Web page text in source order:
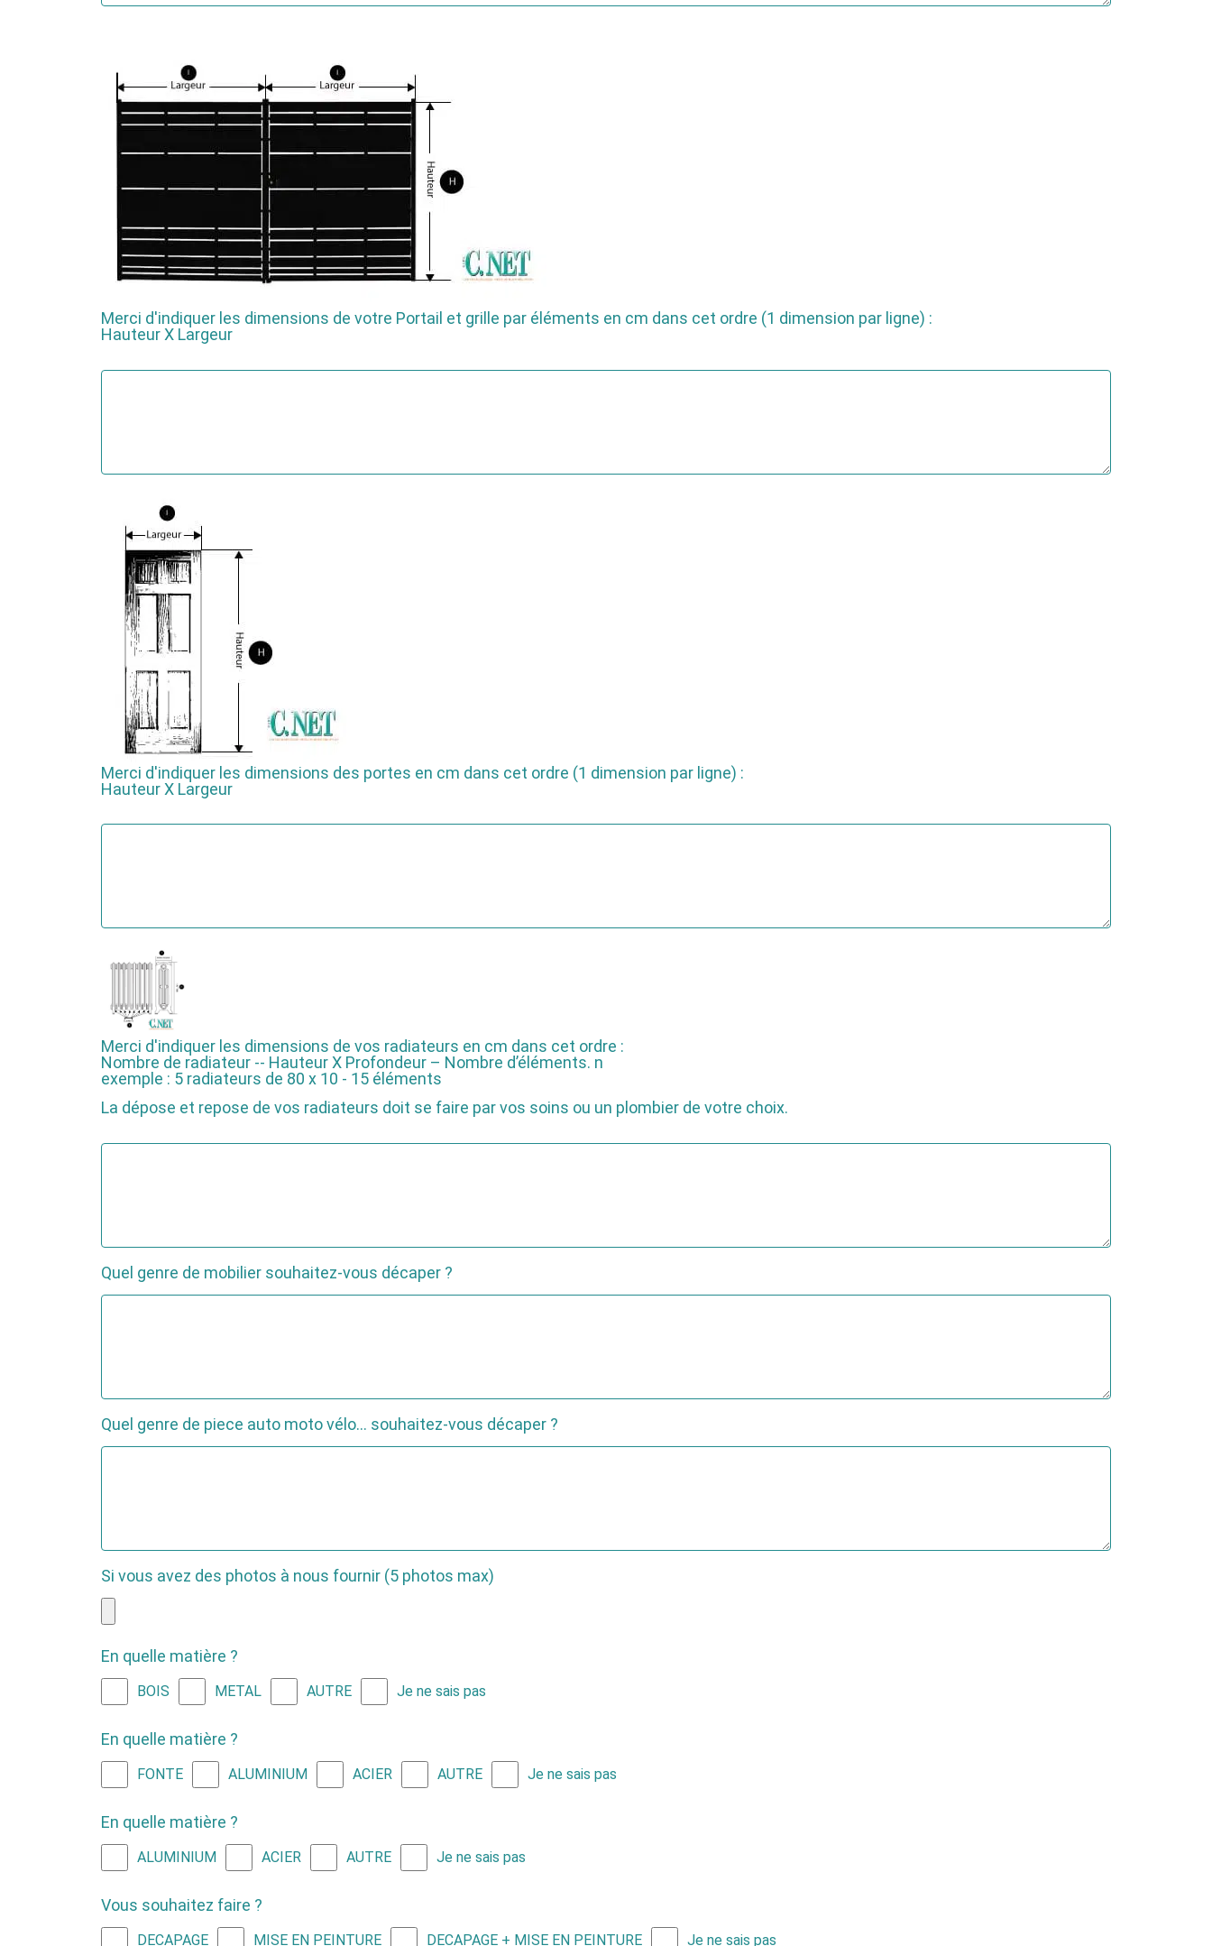
Merci d'indiquer les dimensions de votre Portail et grille par éléments en cm dans cet ordre (1 dimension par ligne) :
Hauteur X Largeur
Merci d'indiquer les dimensions des portes en cm dans cet ordre (1 dimension par ligne) :
Hauteur X Largeur
Merci d'indiquer les dimensions de vos radiateurs en cm dans cet ordre :
Nombre de radiateur -- Hauteur X Profondeur – Nombre d’éléments. n
exemple : 5 radiateurs de 80 x 10 - 15 éléments
La dépose et repose de vos radiateurs doit se faire par vos soins ou un plombier de votre choix.
Quel genre de mobilier souhaitez-vous décaper ?
Quel genre de piece auto moto vélo... souhaitez-vous décaper ?
Si vous avez des photos à nous fournir (5 photos max)
En quelle matière ?
BOIS METAL AUTRE Je ne sais pas
En quelle matière ?
FONTE ALUMINIUM ACIER AUTRE Je ne sais pas
En quelle matière ?
ALUMINIUM ACIER AUTRE Je ne sais pas
Vous souhaitez faire ?
DECAPAGE MISE EN PEINTURE DECAPAGE + MISE EN PEINTURE Je ne sais pas